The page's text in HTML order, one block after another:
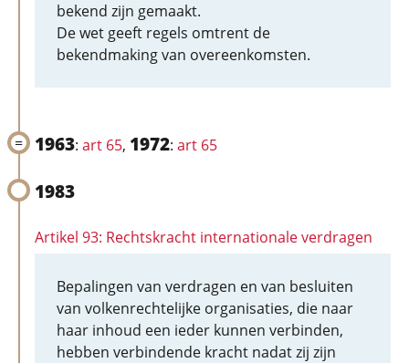
bekend zijn gemaakt.
De wet geeft regels omtrent de
bekendmaking van overeenkomsten.
1963: art 65, 1972: art 65
1983
Artikel 93: Rechtskracht internationale verdragen
Bepalingen van verdragen en van besluiten
van volkenrechtelijke organisaties, die naar
haar inhoud een ieder kunnen verbinden,
hebben verbindende kracht nadat zij zijn